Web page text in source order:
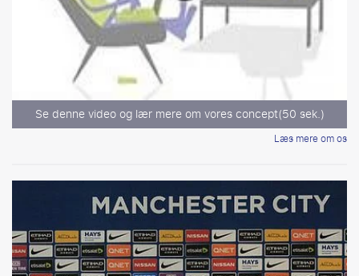
Se denne video og lær mere om vores concept(50 sek.)
Læs mere om os